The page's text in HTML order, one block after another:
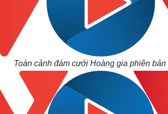
Toàn cảnh đám cưới Hoàng gia phiên bản